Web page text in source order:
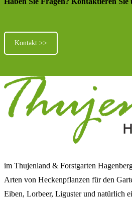
Kontakt >>
im Thujenland & Forstgarten
Arten von Heckenpflanzen für den
Eiben, Lorbeer, Liguster und natürlich